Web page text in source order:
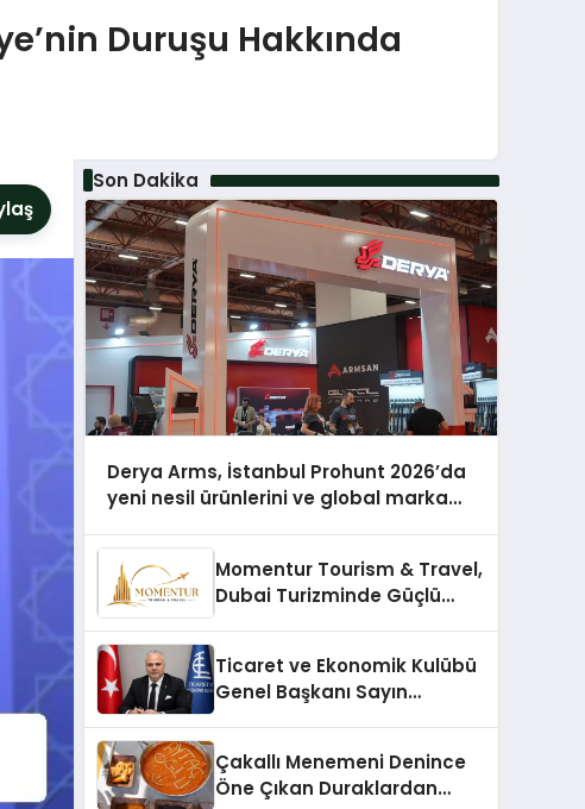
Duruşu Hakkında
Son Dakika
Derya Arms, İstanbul Prohunt 2026’da
yeni nesil ürünlerini ve global marka
Momentur Tourism & Travel,
Dubai Turizminde Güçlü
Ticaret ve Ekonomik Kulübü
Genel Başkanı Sayın
şunları kaydetti:
Çakallı Menemeni Denince
Öne Çıkan Duraklardan